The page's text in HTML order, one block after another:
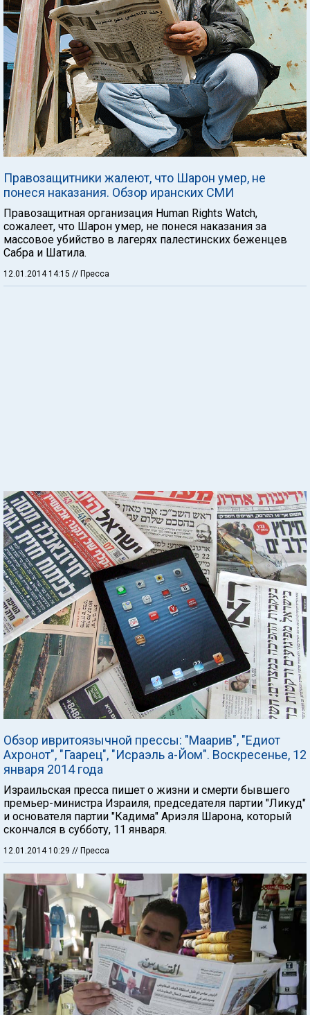
Правозащитники жалеют, что Шарон умер, не
понеся наказания. Обзор иранских СМИ
Правозащитная организация Human Rights Watch,
сожалеет, что Шарон умер, не понеся наказания за
массовое убийство в лагерях палестинских беженцев
Сабра и Шатила.
12.01.2014 14:15 // Пресса
Обзор ивритоязычной прессы: "Маарив", "Едиот
Ахронот", "Гаарец", "Исраэль а-Йом". Воскресенье, 12
января 2014 года
Израильская пресса пишет о жизни и смерти бывшего
премьер-министра Израиля, председателя партии "Ликуд"
и основателя партии "Кадима" Ариэля Шарона, который
скончался в субботу, 11 января.
12.01.2014 10:29 // Пресса